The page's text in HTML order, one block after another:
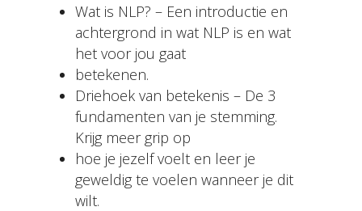
Wat is NLP? – Een introductie en
achtergrond in wat NLP is en wat
het voor jou gaat
betekenen.
Driehoek van betekenis – De 3
fundamenten van je stemming.
Krijg meer grip op
hoe je jezelf voelt en leer je
geweldig te voelen wanneer je dit
wilt.